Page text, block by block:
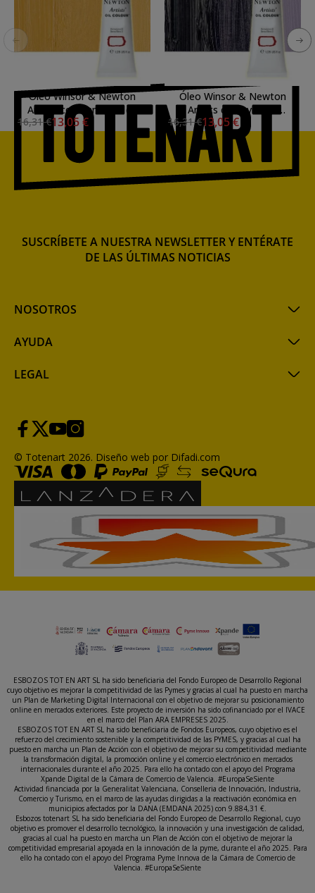
Óleo Winsor & Newton
Artists color amarillo de
Nápoles oscuro (37 ml)
16,31 €13,05 €
Óleo Winsor & Newton
Artists color violeta
ultramar (37 ml)
16,31 €13,05 €
NOSOTROS
AYUDA
LEGAL
SUSCRÍBETE A NUESTRA NEWSLETTER Y ENTÉRATE
DE LAS ÚLTIMAS NOTICIAS
© Totenart 2026. Diseño web por Difadi.com
ESBOZOS TOT EN ART SL ha sido beneficiaria del Fondo Europeo de Desarrollo Regional
cuyo objetivo es mejorar la competitividad de las Pymes y gracias al cual ha puesto en marcha
un Plan de Marketing Digital Internacional con el objetivo de mejorar su posicionamiento
online en mercados exteriores. Este proyecto de inversión ha sido cofinanciado por el IVACE
en el marco del Plan ARA EMPRESES 2025.
ESBOZOS TOT EN ART SL ha sido beneficiaria de Fondos Europeos, cuyo objetivo es el
refuerzo del crecimiento sostenible y la competitividad de las PYMES, y gracias al cual ha
puesto en marcha un Plan de Acción con el objetivo de mejorar su competitividad mediante
la transformación digital, la promoción online y el comercio electrónico en mercados
internacionales durante el año 2025. Para ello ha contado con el apoyo del Programa
Xpande Digital de la Cámara de Comercio de Valencia. #EuropaSeSiente
Actividad financiada por la Generalitat Valenciana, Conselleria de Innovación, Industria,
Comercio y Turismo, en el marco de las ayudas dirigidas a la reactivación económica en
municipios afectados por la DANA (EMDANA 2025) con 9.884,31 €.
Esbozos totenart SL ha sido beneficiaria del Fondo Europeo de Desarrollo Regional, cuyo
objetivo es promover el desarrollo tecnológico, la innovación y una investigación de calidad,
gracias al cual ha puesto en marcha un Plan de Acción con el objetivo de mejorar la
competitividad empresarial apoyada en la innovación de la pyme, durante el año 2025. Para
ello ha contado con el apoyo del Programa Pyme Innova de la Cámara de Comercio de
Valencia. #EuropaSeSiente